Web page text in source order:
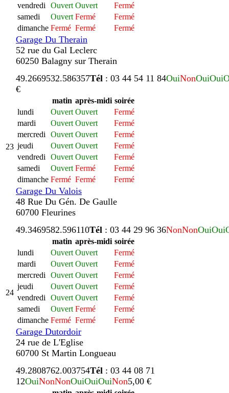
vendredi
Ouvert Ouvert
Fermé
samedi
Ouvert Fermé
Fermé
dimanche Fermé Fermé Fermé
Garage Du Therain
52 rue du Gal Leclerc
60250 Balagny sur Therain
23
49.2669532.586357Tél : 03 44 54 11 84OuiNonOuiOui
€
matin après-midi soirée
lundi
Ouvert Ouvert
Fermé
mardi
Ouvert Ouvert
Fermé
mercredi
Ouvert Ouvert
Fermé
jeudi
Ouvert Ouvert
Fermé
vendredi
Ouvert Ouvert
Fermé
samedi
Ouvert Fermé
Fermé
dimanche Fermé Fermé Fermé
Garage Du Valois
48 Rue Du Gén. De Gaulle
60700 Fleurines
24
49.3469582.596110Tél : 03 44 29 96 36NonNonOuiOui
matin après-midi soirée
lundi
Ouvert Ouvert
Fermé
mardi
Ouvert Ouvert
Fermé
mercredi
Ouvert Ouvert
Fermé
jeudi
Ouvert Ouvert
Fermé
vendredi
Ouvert Ouvert
Fermé
samedi
Ouvert Fermé
Fermé
dimanche Fermé Fermé Fermé
Garage Dutordoir
24 rue de L'Eglise
60700 St Martin Longueau
49.2808762.003754Tél : 03 44 08 71
12OuiNonNonOuiOuiOuiNon5,00 €